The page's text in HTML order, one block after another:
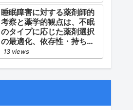
睡眠障害に対する薬剤師的
考察と薬学的観点は、不眠
のタイプに応じた薬剤選択
の最適化、依存性・持ち越
し効果などの副作用モニタ
リング、そして生活習慣
（睡眠衛生）の改善支援に
あります。
13 views